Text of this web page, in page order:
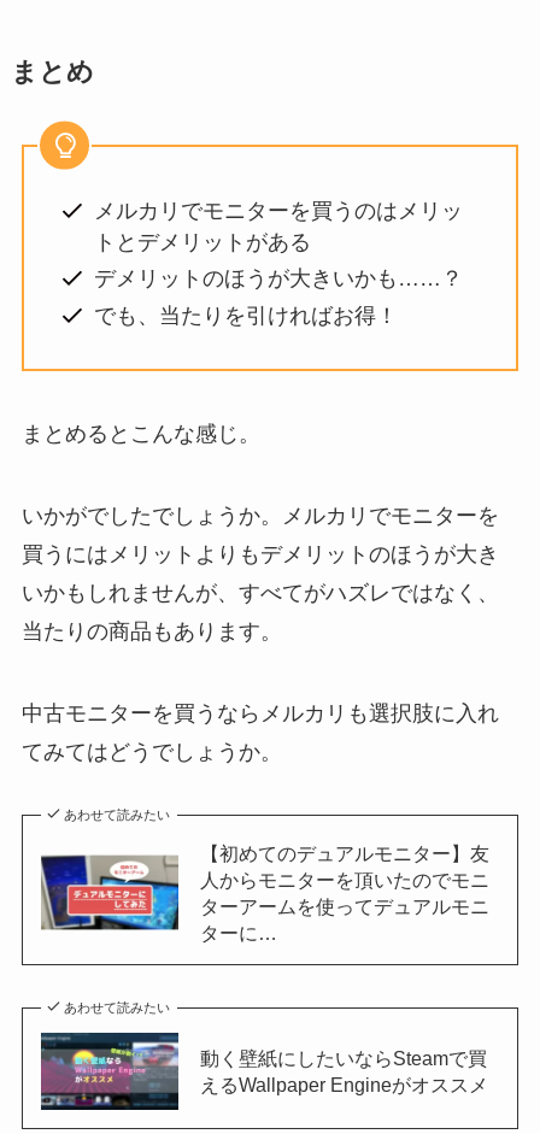
まとめ
メルカリでモニターを買うのはメリッ
トとデメリットがある
デメリットのほうが大きいかも……？
でも、当たりを引ければお得！
まとめるとこんな感じ。
いかがでしたでしょうか。メルカリでモニターを
買うにはメリットよりもデメリットのほうが大き
いかもしれませんが、すべてがハズレではなく、
当たりの商品もあります。
中古モニターを買うならメルカリも選択肢に入れ
てみてはどうでしょうか。
あわせて読みたい
【初めてのデュアルモニター】友
人からモニターを頂いたのでモニ
ターアームを使ってデュアルモニ
ターに…
あわせて読みたい
動く壁紙にしたいならSteamで買
えるWallpaper Engineがオススメ